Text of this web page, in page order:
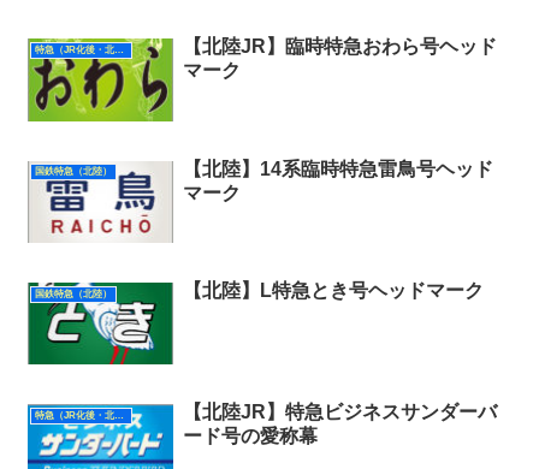
特急（JR化後・北陸）
【北陸JR】臨時特急おわら号ヘッド
マーク
国鉄特急（北陸）
【北陸】14系臨時特急雷鳥号ヘッド
マーク
国鉄特急（北陸） 【北陸】L特急とき号ヘッドマーク
特急（JR化後・北陸）
【北陸JR】特急ビジネスサンダーバ
ード号の愛称幕